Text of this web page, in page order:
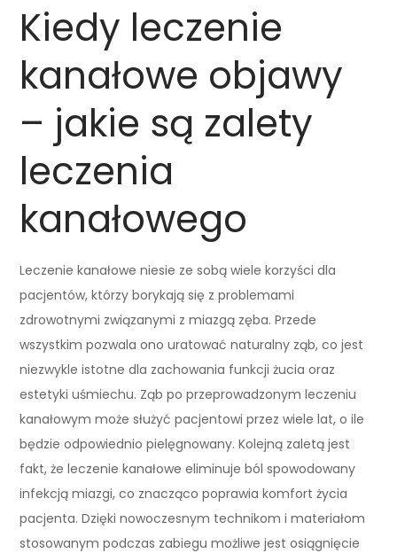
Kiedy leczenie
kanałowe objawy
– jakie są zalety
leczenia
kanałowego
Leczenie kanałowe niesie ze sobą wiele korzyści dla
pacjentów, którzy borykają się z problemami
zdrowotnymi związanymi z miazgą zęba. Przede
wszystkim pozwala ono uratować naturalny ząb, co jest
niezwykle istotne dla zachowania funkcji żucia oraz
estetyki uśmiechu. Ząb po przeprowadzonym leczeniu
kanałowym może służyć pacjentowi przez wiele lat, o ile
będzie odpowiednio pielęgnowany. Kolejną zaletą jest
fakt, że leczenie kanałowe eliminuje ból spowodowany
infekcją miazgi, co znacząco poprawia komfort życia
pacjenta. Dzięki nowoczesnym technikom i materiałom
stosowanym podczas zabiegu możliwe jest osiągnięcie